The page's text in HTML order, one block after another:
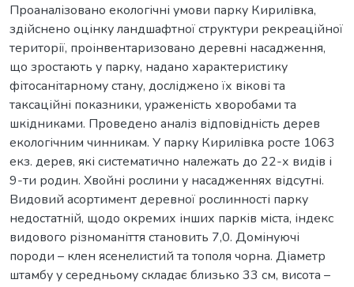
Проаналізовано екологічні умови парку Кирилівка,
здійснено оцінку ландшафтної структури рекреаційної
території, проінвентаризовано деревні насадження,
що зростають у парку, надано характеристику
фітосанітарному стану, досліджено їх вікові та
таксаційні показники, ураженість хворобами та
шкідниками. Проведено аналіз відповідність дерев
екологічним чинникам. У парку Кирилівка росте 1063
екз. дерев, які систематично належать до 22-х видів і
9-ти родин. Хвойні рослини у насадженнях відсутні.
Видовий асортимент деревної рослинності парку
недостатній, щодо окремих інших парків міста, індекс
видового різноманіття становить 7,0. Домінуючі
породи – клен ясенелистий та тополя чорна. Діаметр
штамбу у середньому складає близько 33 см, висота –